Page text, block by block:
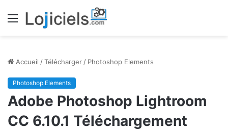
Menu
Accueil /Télécharger / Photoshop Elements
Photoshop Elements
Adobe Photoshop Lightroom
CC 6.10.1 Téléchargement